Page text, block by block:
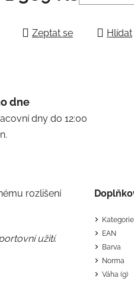
Zeptat se Hlídat
dne
dny do 12:00
rozlišení
užití.
Kategorie
EAN
Barva
Norma
Váha (g)